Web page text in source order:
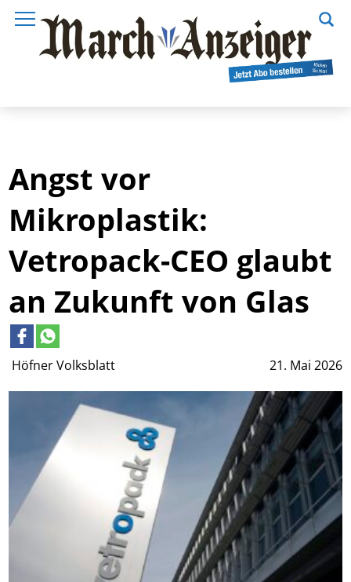
Höfner Volksblatt 21. Mai 2026
Angst vor
Mikroplastik:
Vetropack-CEO glaubt
an Zukunft von Glas